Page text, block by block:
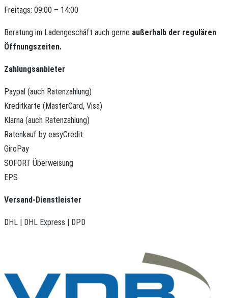
Freitags: 09:00 – 14:00
Beratung im Ladengeschäft auch gerne außerhalb der regulären
Öffnungszeiten.
Zahlungsanbieter
Paypal (auch Ratenzahlung)
Kreditkarte (MasterCard, Visa)
Klarna (auch Ratenzahlung)
Ratenkauf by easyCredit
GiroPay
SOFORT Überweisung
EPS
Versand-Dienstleister
DHL | DHL Express | DPD